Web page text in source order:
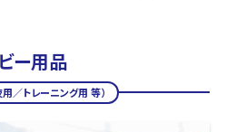
ー用品
用／トレーニング用 等）